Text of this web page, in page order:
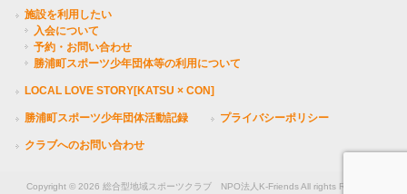
施設を利用したい
入会について
予約・お問い合わせ
勝浦町スポーツ少年団体等の利用について
LOCAL LOVE STORY[KATSU × CON]
勝浦町スポーツ少年団体活動記録 プライバシーポリシー
クラブへのお問い合わせ
Copyright © 2026 総合型地域スポーツクラブ NPO法人K-Friends All rights Reserved.